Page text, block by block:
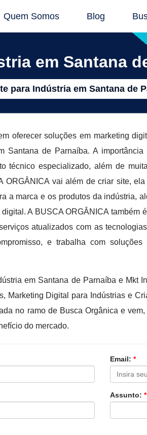
Quem Somos Blog
em Santana
para Indústria em Santana de
oferecer soluções em marketing
de Parnaíba. A importância
técnico especializado, além de
ORGÂNICA vai além de criar site,
a marca e os produtos da indústria,
A BUSCA ORGÂNICA também
atualizados com as
e trabalha com soluções
em Santana de Parnaíba e Mkt
Marketing Digital para Indústrias e
no ramo de Busca Orgânica e
do mercado.
Email: *
Assunto: *